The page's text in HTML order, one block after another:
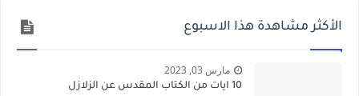
الأكثر مشاهدة هذا الاسبوع
مارس 03, 2023
10 ايات من الكتاب المقدس عن الزلازل